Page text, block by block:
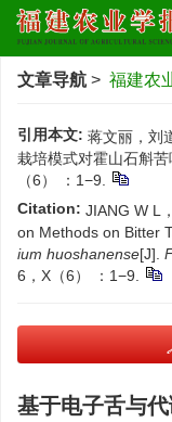
文章导航 > 福建农
引用本文: 蒋文丽，刘
栽培模式对霍山石斛
（6） ：1−9.
Citation: JIANG W L
on Methods on Bitter
ium huoshanense[J].
6，X（6） ：1−9.
基于电子舌与